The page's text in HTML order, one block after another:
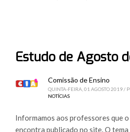
Estudo de Agosto
Comissão de Ensino
QUINTA-FEIRA, 01 AGOSTO 2019 /
NOTÍCIAS
Informamos aos professores que
encontra publicado no site. O tema